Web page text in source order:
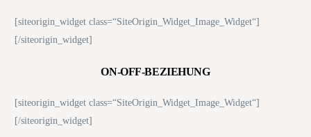
[siteorigin_widget class=“SiteOrigin_Widget_Image_Widget“]
[/siteorigin_widget]
ON-OFF-BEZIEHUNG
[siteorigin_widget class=“SiteOrigin_Widget_Image_Widget“]
[/siteorigin_widget]